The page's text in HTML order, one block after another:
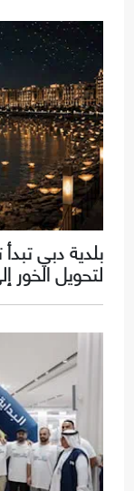
بلدية دبي
لتحويل الخور